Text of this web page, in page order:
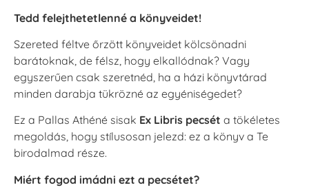
Tedd felejthetetlenné a könyveidet!
Szereted féltve őrzött könyveidet kölcsönadni
barátoknak, de félsz, hogy elkallódnak? Vagy
egyszerűen csak szeretnéd, ha a házi könyvtárad
minden darabja tükrözné az egyéniségedet?
Ez a Pallas Athéné sisak Ex Libris pecsét a tökéletes
megoldás, hogy stílusosan jelezd: ez a könyv a Te
birodalmad része.
Miért fogod imádni ezt a pecsétet?